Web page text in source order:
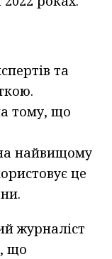
та
тому, що
найвищому
це
журналіст
що